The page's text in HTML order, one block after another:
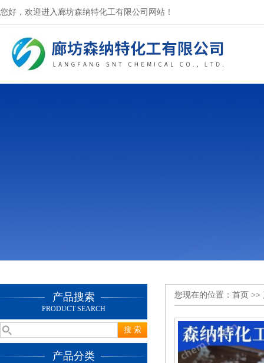
您好，欢迎进入廊坊森纳特化工有限公司网站！
产品搜索
PRODUCT SEARCH
产品分类
您现在的位置： 首页 >>